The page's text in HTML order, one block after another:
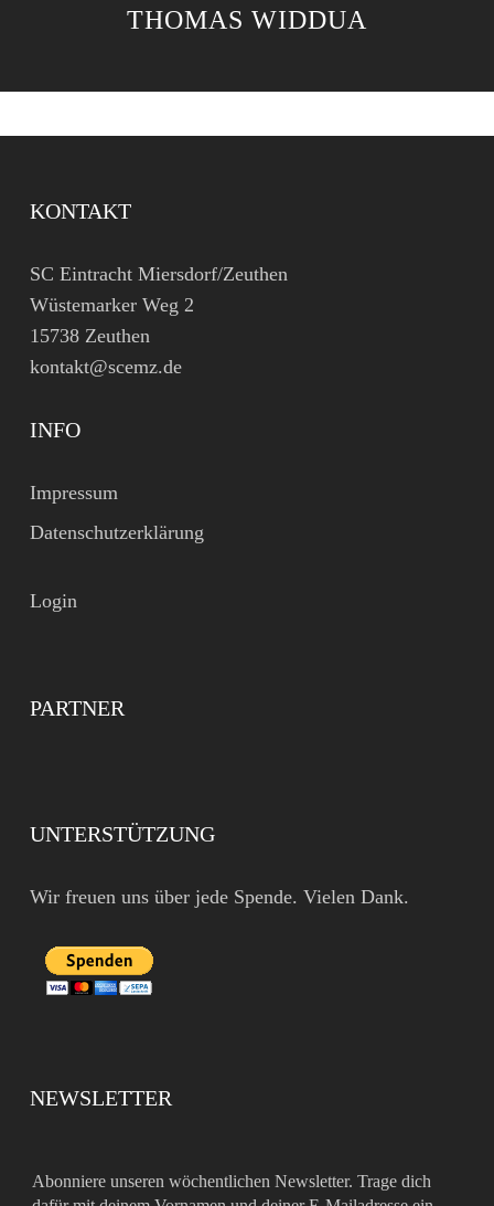
HOMAS WIDDUA
KONTAKT
SC Eintracht Miersdorf/Zeuthen
Wüstemarker Weg 2
15738 Zeuthen
kontakt@scemz.de
INFO
Impressum
Datenschutzerklärung
Login
PARTNER
UNTERSTÜTZUNG
Wir freuen uns über jede Spende. Vielen Dank.
NEWSLETTER
Abonniere unseren wöchentlichen Newsletter. Trage dich